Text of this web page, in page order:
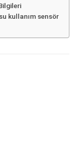
kullanım sensör